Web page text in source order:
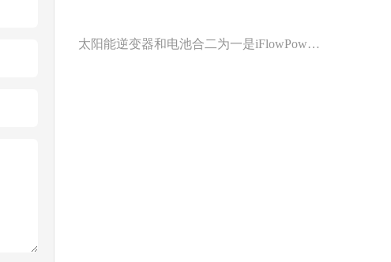
太阳能逆变器和电池合二为一是iFlowPower